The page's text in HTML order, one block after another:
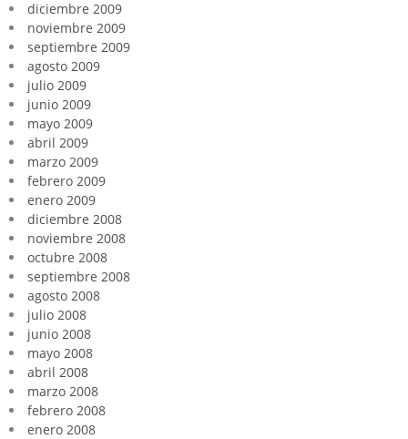
diciembre 2009
noviembre 2009
septiembre 2009
agosto 2009
julio 2009
junio 2009
mayo 2009
abril 2009
marzo 2009
febrero 2009
enero 2009
diciembre 2008
noviembre 2008
octubre 2008
septiembre 2008
agosto 2008
julio 2008
junio 2008
mayo 2008
abril 2008
marzo 2008
febrero 2008
enero 2008